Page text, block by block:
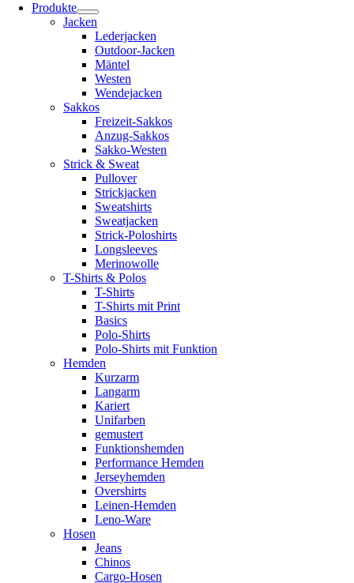
Produkte
Jacken
Lederjacken
Outdoor-Jacken
Mäntel
Westen
Wendejacken
Sakkos
Freizeit-Sakkos
Anzug-Sakkos
Sakko-Westen
Strick & Sweat
Pullover
Strickjacken
Sweatshirts
Sweatjacken
Strick-Poloshirts
Longsleeves
Merinowolle
T-Shirts & Polos
T-Shirts
T-Shirts mit Print
Basics
Polo-Shirts
Polo-Shirts mit Funktion
Hemden
Kurzarm
Langarm
Kariert
Unifarben
gemustert
Funktionshemden
Performance Hemden
Jerseyhemden
Overshirts
Leinen-Hemden
Leno-Ware
Hosen
Jeans
Chinos
Cargo-Hosen